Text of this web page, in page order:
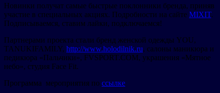
Новинки получат самые быстрые поклонники бренда, приняв
участие в специальных акциях. Подробности на сайте MIXIT.
Подписываемся, ставим лайки, подключаемся!
Партнерами проекта стали бренд женской одежды YOU,
TANUKIFAMILY, http://www.holodilnik.ru, салоны маникюра и
педикюра «Пальчики», FVSPORT.COM, украшения «Мятное
небо», студия Face Fit.
Программа мероприятия по ссылке